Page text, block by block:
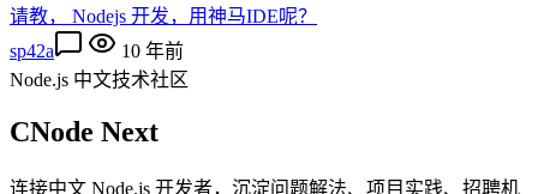
请教， Nodejs 开发，用神马IDE呢？
sp42a
10 年前
Node.js 中文技术社区
CNode Next
连接中文 Node.js 开发者，沉淀问题解法、项目实践、招聘机